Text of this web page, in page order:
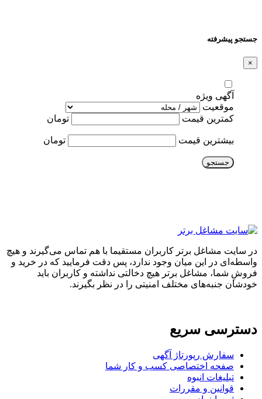
جستجو پیشرفته
×
آگهی ویژه
موقعیت
کمترین قیمت
تومان
بیشترین قیمت تومان
جستجو
در سایت مشاغل برتر کاربران مستقیما با هم تماس می‌گیرند و هیچ
واسطه‌ای در این میان وجود ندارد، پس دقت فرمایید که در خرید و
فروشِ شما، مشاغل برتر هیچ دخالتی نداشته و کاربران باید
خودشان جنبه‌های مختلف امنیتی را در نظر بگیرند.
دسترسی سریع
سفارش رپورتاژ آگهی
صفحه اختصاصی کسب و کار شما
تبلیغات انبوه
قوانین و مقررات